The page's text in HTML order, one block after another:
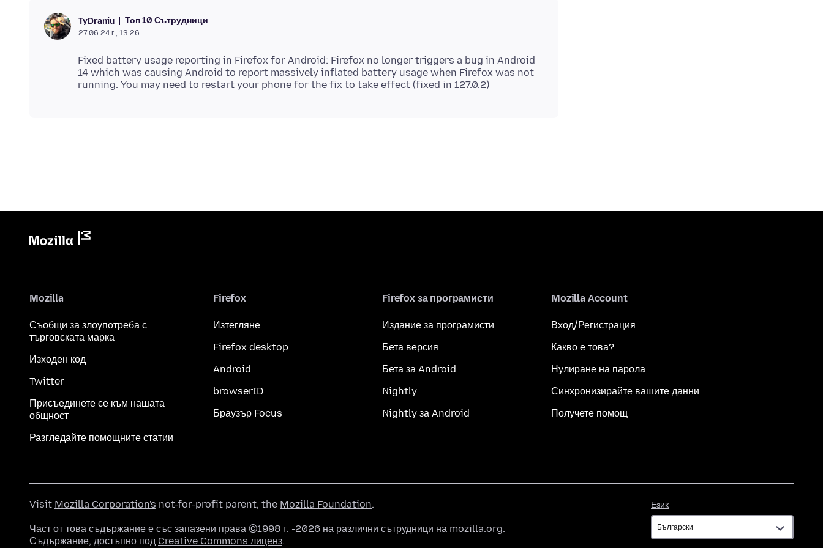
TyDraniu Топ 10 Сътрудници
27.06.24 г., 13:26
Fixed battery usage reporting in Firefox for Android: Firefox no longer triggers a bug in Android
14 which was causing Android to report massively inflated battery usage when Firefox was not
Mozilla
Съобщи за злоупотреба с
търговската марка
Изходен код
Twitter
Присъединете се към нашата
общност
Разгледайте помощните статии
Firefox
Изтегляне
Firefox desktop
Android
browserID
Браузър Focus
Firefox за програмисти
Издание за програмисти
Бета версия
Бета за Android
Nightly
Nightly за Android
Mozilla Account
Вход/Регистрация
Какво е това?
Нулиране на парола
Синхронизирайте вашите данни
Получете помощ
Език
Visit Mozilla Corporation's not-for-profit parent, the Mozilla Foundation.
Част от това съдържание е със запазени права ©1998 г. -2026 на различни сътрудници на mozilla.org.
Съдържание, достъпно под Creative Commons лиценз.